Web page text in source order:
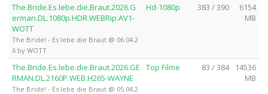
The.Bride.Es.lebe.die.Braut.2026.G
erman.DL.1080p.HDR.WEBRip.AV1-
WOTT
The Bride! - Es lebe die Braut @ 06.04.2
6 by WOTT
Hd-1080p 383 / 390
6154
MB
The.Bride.Es.lebe.die.Braut.2026.GE
RMAN.DL.2160P.WEB.H265-WAYNE
The Bride! - Es lebe die Braut @ 05.04.2
Top Filme 83 / 384
14536
MB